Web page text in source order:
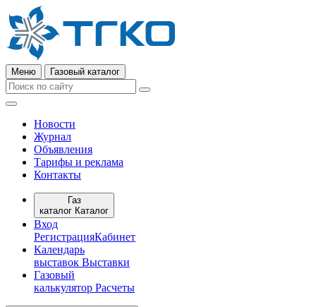
Меню Газовый каталог
Новости
Журнал
Объявления
Тарифы и реклама
Контакты
Газ
каталог Каталог
Вход
РегистрацияКабинет
Календарь
выставок Выставки
Газовый
калькулятор Расчеты